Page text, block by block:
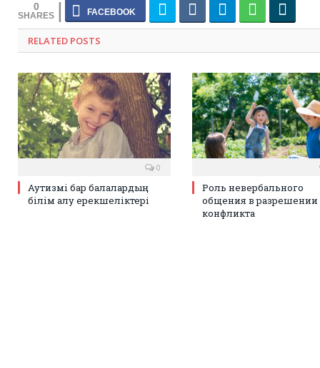
0
RELATED POSTS
0
Аутизмі бар балалардың
білім алу ерекшеліктері
Роль невербального
общения в разрешении
конфликта